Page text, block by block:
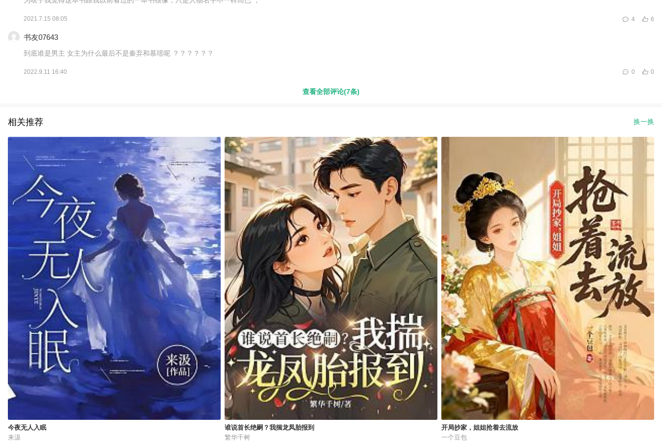
2021.7.15 08:05 6
4
书友07643
到底谁是男主 女主为什么最后不是秦弃和慕瑶呢 ？？？？？？
2022.9.11 16:40 0
0
查看全部评论(7条)
相关推荐 换一换
今夜无人入眠
来汲
谁说首长绝嗣？我揣龙凤胎报到
繁华千树
开局抄家，姐姐抢着去流放
一个豆包